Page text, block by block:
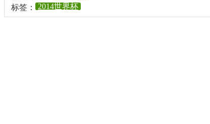
标签：
2014世界杯